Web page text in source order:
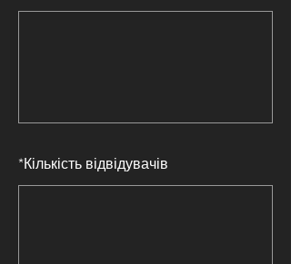
*Кількість відвідувачів